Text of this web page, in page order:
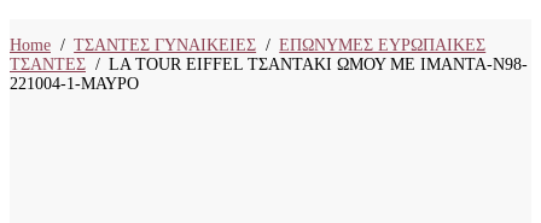
Home / ΤΣΑΝΤΕΣ ΓΥΝΑΙΚΕΙΕΣ / ΕΠΩΝΥΜΕΣ ΕΥΡΩΠΑΙΚΕΣ
ΤΣΑΝΤΕΣ / LA TOUR EIFFEL ΤΣΑΝΤΑΚΙ ΩΜΟΥ ΜΕ ΙΜΑΝΤΑ-N98-
221004-1-ΜΑΥΡΟ